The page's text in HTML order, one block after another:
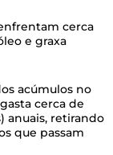
cerca
e graxa
acúmulos no
cerca de
anuais, retirando
que passam